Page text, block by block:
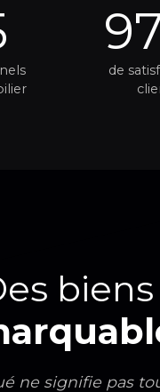
de
biens
ne signifie pas